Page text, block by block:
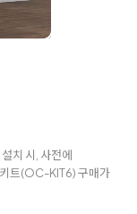
치 시, 사전에
트(OC-KIT6) 구매가